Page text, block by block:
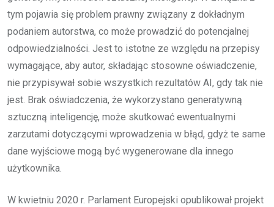
tym pojawia się problem prawny związany z dokładnym
podaniem autorstwa, co może prowadzić do potencjalnej
odpowiedzialności. Jest to istotne ze względu na przepisy
wymagające, aby autor, składając stosowne oświadczenie,
nie przypisywał sobie wszystkich rezultatów AI, gdy tak nie
jest. Brak oświadczenia, że wykorzystano generatywną
sztuczną inteligencję, może skutkować ewentualnymi
zarzutami dotyczącymi wprowadzenia w błąd, gdyż te same
dane wyjściowe mogą być wygenerowane dla innego
użytkownika.
W kwietniu 2020 r. Parlament Europejski opublikował projekt